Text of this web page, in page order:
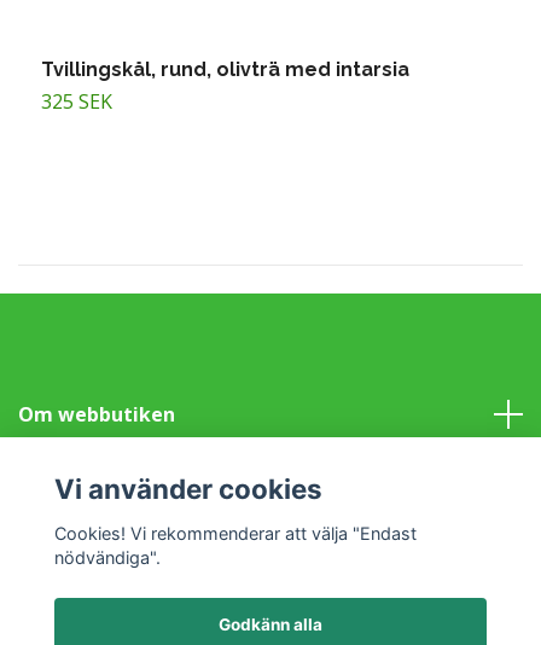
Tvillingskål, rund, olivträ med intarsia
325 SEK
Om webbutiken
Information
Sociala medier
Vi använder cookies
Cookies! Vi rekommenderar att välja "Endast
nödvändiga".
Godkänn alla